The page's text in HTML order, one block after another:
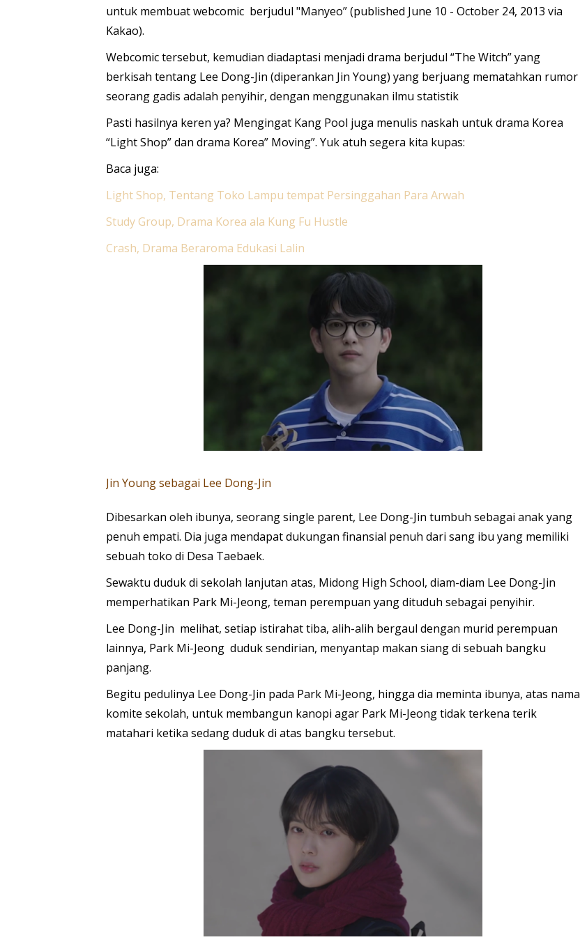
untuk membuat webcomic berjudul "Manyeo” (published June 10 - October 24, 2013 via
Kakao).
Webcomic tersebut, kemudian diadaptasi menjadi drama berjudul “The Witch” yang
berkisah tentang Lee Dong-Jin (diperankan Jin Young) yang berjuang mematahkan rumor
seorang gadis adalah penyihir, dengan menggunakan ilmu statistik
Pasti hasilnya keren ya? Mengingat Kang Pool juga menulis naskah untuk drama Korea
“Light Shop” dan drama Korea” Moving”. Yuk atuh segera kita kupas:
Baca juga:
Light Shop, Tentang Toko Lampu tempat Persinggahan Para Arwah
Study Group, Drama Korea ala Kung Fu Hustle
Crash, Drama Beraroma Edukasi Lalin
Jin Young sebagai Lee Dong-Jin
Dibesarkan oleh ibunya, seorang single parent, Lee Dong-Jin tumbuh sebagai anak yang
penuh empati. Dia juga mendapat dukungan finansial penuh dari sang ibu yang memiliki
sebuah toko di Desa Taebaek.
Sewaktu duduk di sekolah lanjutan atas, Midong High School, diam-diam Lee Dong-Jin
memperhatikan Park Mi-Jeong, teman perempuan yang dituduh sebagai penyihir.
Lee Dong-Jin melihat, setiap istirahat tiba, alih-alih bergaul dengan murid perempuan
lainnya, Park Mi-Jeong duduk sendirian, menyantap makan siang di sebuah bangku
panjang.
Begitu pedulinya Lee Dong-Jin pada Park Mi-Jeong, hingga dia meminta ibunya, atas nama
komite sekolah, untuk membangun kanopi agar Park Mi-Jeong tidak terkena terik
matahari ketika sedang duduk di atas bangku tersebut.